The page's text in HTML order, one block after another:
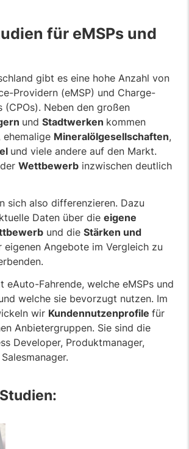
für eMSPs und
gibt es eine hohe Anzahl von
Providern (eMSP) und Charge-
(CPOs). Neben den großen
und Stadtwerken kommen
ehemalige Mineralölgesellschaften,
und viele andere auf den Markt.
Wettbewerb inzwischen deutlich
sich also differenzieren. Dazu
Daten über die eigene
und die Stärken und
eigenen Angebote im Vergleich zu
eAuto-Fahrende, welche eMSPs und
welche sie bevorzugt nutzen. Im
wir Kundennutzenprofile für
Anbietergruppen. Sie sind die
Developer, Produktmanager,